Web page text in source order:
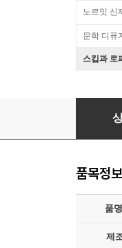
문학 디퓨
스킵과 로
학원 아
품목정보
품
제